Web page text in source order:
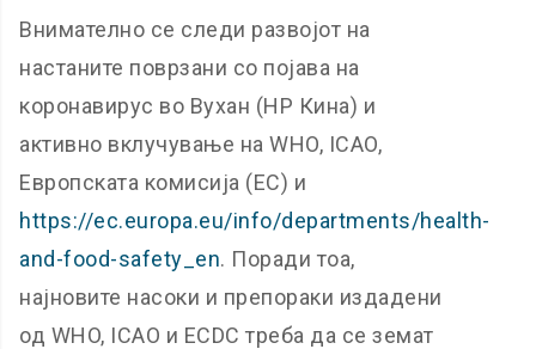
Внимателно се следи развојот на
настаните поврзани со појава на
коронавирус во Вухан (НР Кина) и
активно вклучување на WHO, ICAO,
Европската комисија (ЕC) и
https://ec.europa.eu/info/departments/health-
and-food-safety_en. Поради тоа,
најновите насоки и препораки издадени
од WHO, ICAO и ECDC треба да се земат